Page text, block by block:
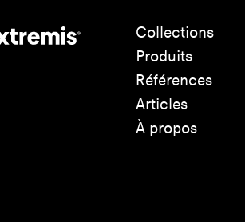
Collections
Produits
Références
Articles
À propos